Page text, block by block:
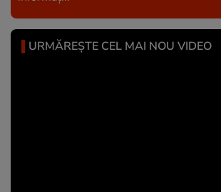
URMĂREȘTE CEL MAI NOU VIDEO